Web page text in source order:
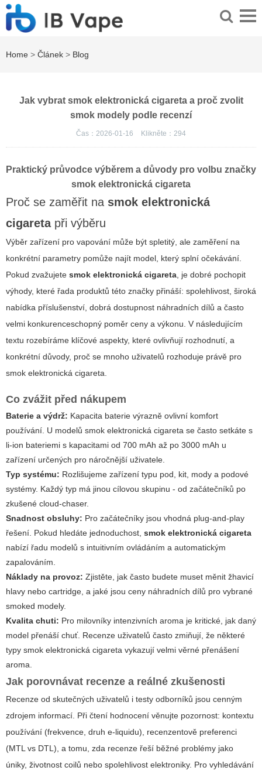
Home > Článek > Blog
Jak vybrat smok elektronická cigareta a proč zvolit
smok modely podle recenzí
Čas：2026-01-16 Klikněte： 294
Praktický průvodce výběrem a důvody pro volbu značky
smok elektronická cigareta
Proč se zaměřit na smok elektronická
cigaretapři výběru
Výběr zařízení pro vapování může být spletitý, ale zaměření na
konkrétní parametry pomůže najít model, který splní očekávání.
Pokud zvažujete smok elektronická cigareta, je dobré pochopit
výhody, které řada produktů této značky přináší: spolehlivost, široká
nabídka příslušenství, dobrá dostupnost náhradních dílů a často
velmi konkurenceschopný poměr ceny a výkonu. V následujícím
textu rozebíráme klíčové aspekty, které ovlivňují rozhodnutí, a
konkrétní důvody, proč se mnoho uživatelů rozhoduje právě pro
smok elektronická cigareta.
Co zvážit před nákupem
Baterie a výdrž: Kapacita baterie výrazně ovlivní komfort
používání. U modelů smok elektronická cigareta se často setkáte s
li-ion bateriemi s kapacitami od 700 mAh až po 3000 mAh u
zařízení určených pro náročnější uživatele.
Typ systému: Rozlišujeme zařízení typu pod, kit, mody a podové
systémy. Každý typ má jinou cílovou skupinu - od začátečníků po
zkušené cloud-chaser.
Snadnost obsluhy: Pro začátečníky jsou vhodná plug-and-play
řešení. Pokud hledáte jednoduchost, smok elektronická cigareta
nabízí řadu modelů s intuitivním ovládáním a automatickým
zapalováním.
Náklady na provoz: Zjistěte, jak často budete muset měnit žhavicí
hlavy nebo cartridge, a jaké jsou ceny náhradních dílů pro vybrané
smoked modely.
Kvalita chuti: Pro milovníky intenzivních aroma je kritické, jak daný
model přenáší chuť. Recenze uživatelů často zmiňují, že některé
typy smok elektronická cigareta vykazují velmi věrné přenášení
aroma.
Jak porovnávat recenze a reálné zkušenosti
Recenze od skutečných uživatelů i testy odborníků jsou cenným
zdrojem informací. Při čtení hodnocení věnujte pozornost: kontextu
používání (frekvence, druh e-liquidu), recenzentově preferenci
(MTL vs DTL), a tomu, zda recenze řeší běžné problémy jako
úniky, životnost coilů nebo spolehlivost elektroniky. Pro vyhledávání